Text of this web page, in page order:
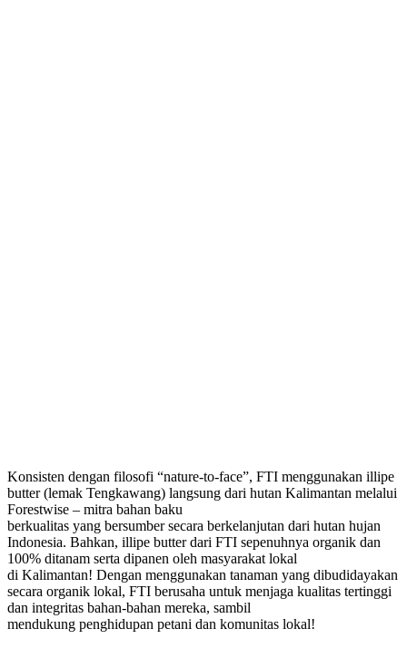
Konsisten dengan filosofi “nature-to-face”, FTI menggunakan illipe
butter (lemak Tengkawang) langsung dari hutan Kalimantan melalui
Forestwise – mitra bahan baku
berkualitas yang bersumber secara berkelanjutan dari hutan hujan
Indonesia. Bahkan, illipe butter dari FTI sepenuhnya organik dan
100% ditanam serta dipanen oleh masyarakat lokal
di Kalimantan! Dengan menggunakan tanaman yang dibudidayakan
secara organik lokal, FTI berusaha untuk menjaga kualitas tertinggi
dan integritas bahan-bahan mereka, sambil
mendukung penghidupan petani dan komunitas lokal!